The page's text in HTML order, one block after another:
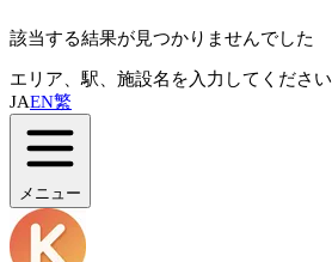
該当する結果が見つかりませんでした
エリア、駅、施設名を入力してください
JAEN繁
メニュー